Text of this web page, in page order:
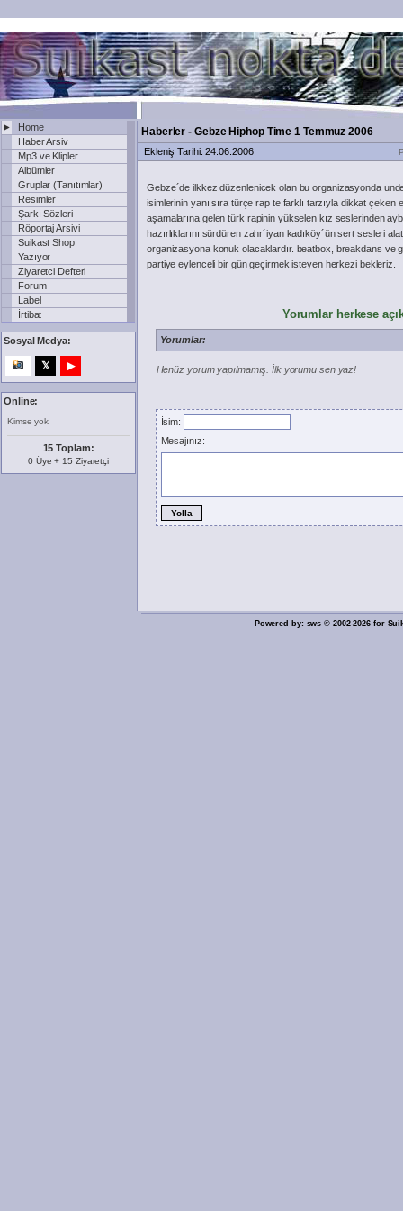
►
Home
Haber Arsiv
Mp3 ve Klipler
Albümler
Gruplar (Tanıtımlar)
Resimler
Şarkı Sözleri
Röportaj Arsivi
Suikast Shop
Yazıyor
Ziyaretci Defteri
Forum
Label
İrtibat
Sosyal Medya:
𝕏 ▶
Online:
Kimse yok
15 Toplam:
0 Üye + 15 Ziyaretçi
Haberler - Gebze Hiphop Time 1 Temmuz 2006
Ekleniş Tarihi: 24.06.2006
Gebze´de ilkkez düzenlenicek olan bu organizasyonda
isimlerinin yanı sıra türçe rap te farklı tarzıyla dikkat çeken
aşamalarına gelen türk rapinin yükselen kız seslerinden
hazırlıklarını sürdüren zahr´iyan kadıköy´ün sert sesleri
organizasyona konuk olacaklardır. beatbox, breakdans ve
partiye eylenceli bir gün geçirmek isteyen herkezi bekleriz.
Yorumlar herkese
Yorumlar:
Henüz yorum yapılmamış. İlk yorumu sen yaz!
İsim:
Mesajınız:
Powered by: sws © 2002-2026 for